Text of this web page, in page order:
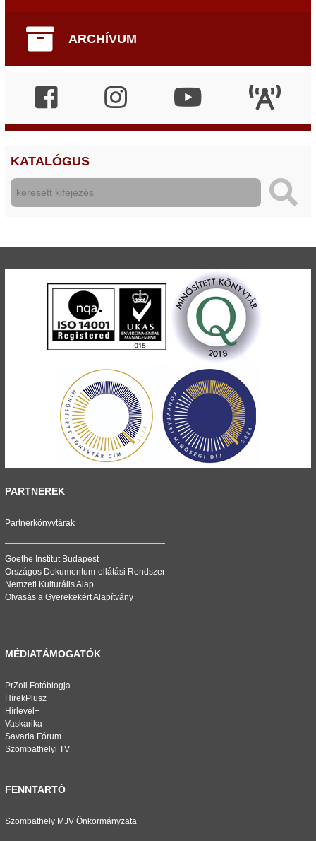
ARCHÍVUM
KATALÓGUS
PARTNEREK
Partnerkönyvtárak
Goethe Institut Budapest
Országos Dokumentum-ellátási Rendszer
Nemzeti Kulturális Alap
Olvasás a Gyerekekért Alapítvány
MÉDIATÁMOGATÓK
PrZoli Fotóblogja
HírekPlusz
Hírlevél+
Vaskarika
Savaria Fórum
Szombathelyi TV
FENNTARTÓ
Szombathely MJV Önkormányzata